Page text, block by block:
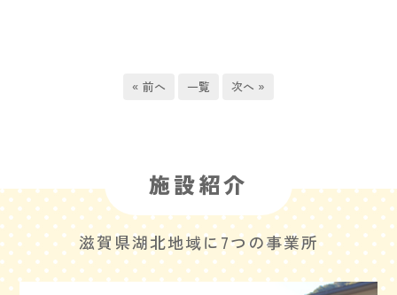
« 前へ 一覧 次へ »
施設紹介
滋賀県湖北地域に7つの事業所